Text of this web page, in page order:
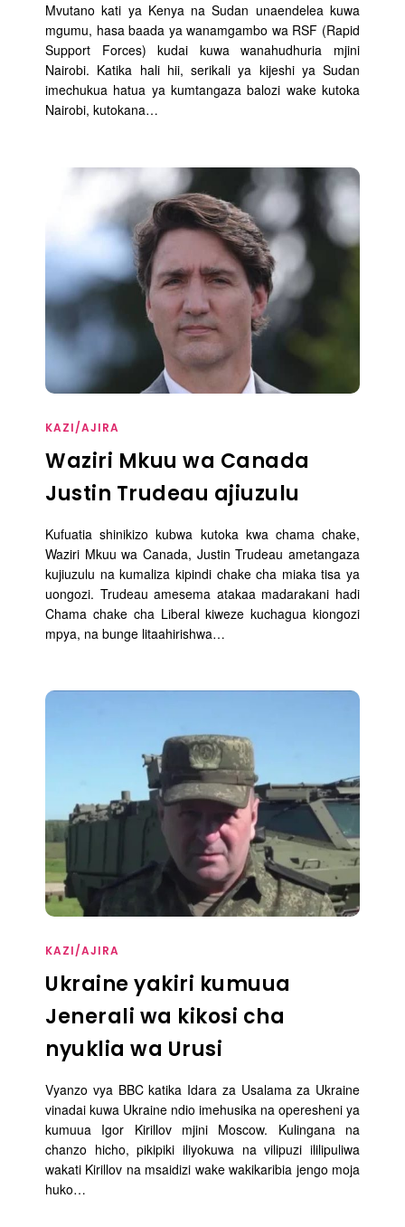
Mvutano kati ya Kenya na Sudan unaendelea kuwa
mgumu, hasa baada ya wanamgambo wa RSF (Rapid
Support Forces) kudai kuwa wanahudhuria mjini
Nairobi. Katika hali hii, serikali ya kijeshi ya Sudan
imechukua hatua ya kumtangaza balozi wake kutoka
Nairobi, kutokana…
KAZI/AJIRA
Waziri Mkuu wa Canada
Justin Trudeau ajiuzulu
Kufuatia shinikizo kubwa kutoka kwa chama chake,
Waziri Mkuu wa Canada, Justin Trudeau ametangaza
kujiuzulu na kumaliza kipindi chake cha miaka tisa ya
uongozi. Trudeau amesema atakaa madarakani hadi
Chama chake cha Liberal kiweze kuchagua kiongozi
mpya, na bunge litaahirishwa…
KAZI/AJIRA
Ukraine yakiri kumuua
Jenerali wa kikosi cha
nyuklia wa Urusi
Vyanzo vya BBC katika Idara za Usalama za Ukraine
vinadai kuwa Ukraine ndio imehusika na operesheni ya
kumuua Igor Kirillov mjini Moscow. Kulingana na
chanzo hicho, pikipiki iliyokuwa na vilipuzi ililipuliwa
wakati Kirillov na msaidizi wake wakikaribia jengo moja
huko…